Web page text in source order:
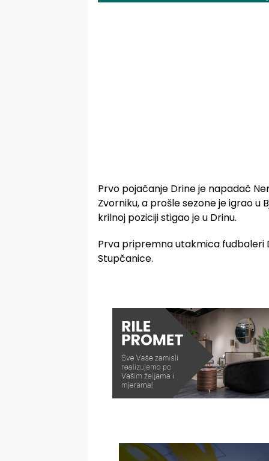
Prvo pojačanje Drine je napadač
Zvorniku, a prošle sezone je igrao u
krilnoj poziciji stigao je u Drinu.
Prva pripremna utakmica fudbaleri
Stupčanice.